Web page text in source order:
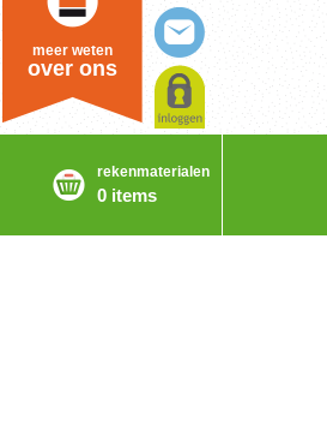
meer weten
over ons
rekenmaterialen
0 items